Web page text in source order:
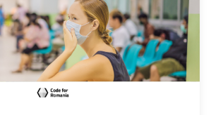
capacitatea de intervenție și a
Împreună putem
provocări în oportunități.